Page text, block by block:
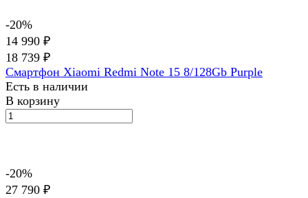
-20%
14 990 ₽
18 739 ₽
Смартфон Xiaomi Redmi Note 15 8/128Gb Purple
Есть в наличии
В корзину
-20%
27 790 ₽